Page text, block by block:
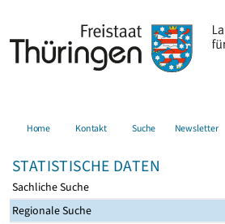
Home Kontakt Suche Newsletter
STATISTISCHE DATEN
Sachliche Suche
Regionale Suche